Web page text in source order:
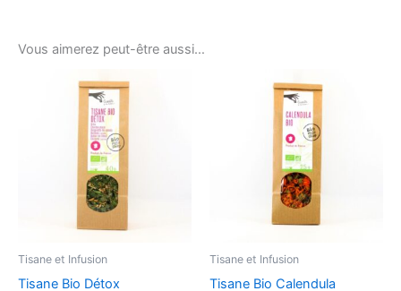
Vous aimerez peut-être aussi…
Tisane et Infusion
Tisane Bio Détox
Tisane et Infusion
Tisane Bio Calendula